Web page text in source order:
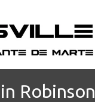
Robinson